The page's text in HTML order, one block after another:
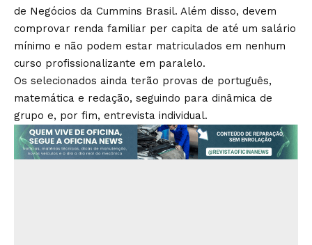
de Negócios da Cummins Brasil. Além disso, devem
comprovar renda familiar per capita de até um salário
mínimo e não podem estar matriculados em nenhum
curso profissionalizante em paralelo.
Os selecionados ainda terão provas de português,
matemática e redação, seguindo para dinâmica de
grupo e, por fim, entrevista individual.